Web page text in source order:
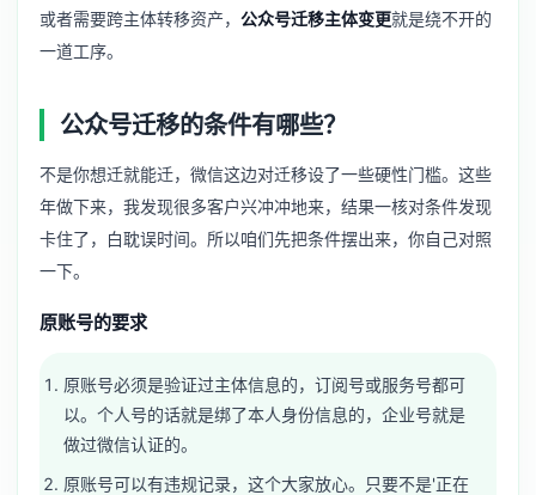
或者需要跨主体转移资产， 公众号迁移主体变更就是绕不开的
一道工序。
公众号迁移的条件有哪些？
不是你想迁就能迁，微信这边对迁移设了一些硬性门槛。这些
年做下来，我发现很多客户兴冲冲地来，结果一核对条件发现
卡住了，白耽误时间。所以咱们先把条件摆出来，你自己对照
一下。
原账号的要求
原账号必须是验证过主体信息的，订阅号或服务号都可
以。个人号的话就是绑了本人身份信息的，企业号就是
做过微信认证的。
原账号可以有违规记录，这个大家放心。只要不是'正在